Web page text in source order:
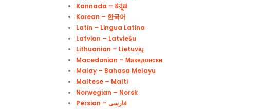
Kannada – ಕನ್ನಡ
Korean – 한국어
Latin – Lingua Latina
Latvian – Latviešu
Lithuanian – Lietuvių
Macedonian – Македонски
Malay – Bahasa Melayu
Maltese – Malti
Norwegian – Norsk